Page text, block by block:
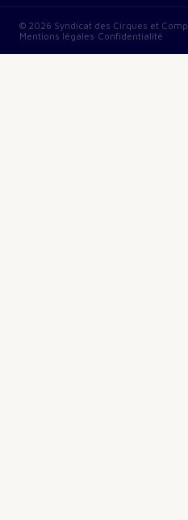
© 2026 Syndicat des Cirques et
Mentions légales Confidentialité